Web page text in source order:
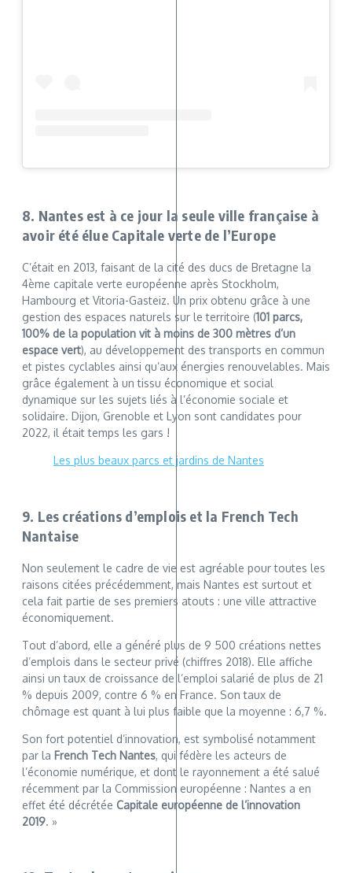
8. Nantes est à ce jour la seule ville française à
avoir été élue Capitale verte de l’Europe
C’était en 2013, faisant de la cité des ducs de Bretagne la
4ème capitale verte européenne après Stockholm,
Hambourg et Vitoria-Gasteiz. Un prix obtenu grâce à une
gestion des espaces naturels sur le territoire (101 parcs,
100% de la population vit à moins de 300 mètres d’un
espace vert), au développement des transports en commun
et pistes cyclables ainsi qu’aux énergies renouvelables. Mais
grâce également à un tissu économique et social
dynamique sur les sujets liés à l’économie sociale et
solidaire. Dijon, Grenoble et Lyon sont candidates pour
2022, il était temps les gars !
Les plus beaux parcs et jardins de Nantes
9. Les créations d’emplois et la French Tech
Nantaise
Non seulement le cadre de vie est agréable pour toutes les
raisons citées précédemment, mais Nantes est surtout et
cela fait partie de ses premiers atouts : une ville attractive
économiquement.
Tout d’abord, elle a généré plus de 9 500 créations nettes
d’emplois dans le secteur privé (chiffres 2018). Elle affiche
ainsi un taux de croissance de l’emploi salarié de plus de 21
% depuis 2009, contre 6 % en France. Son taux de
chômage est quant à lui plus faible que la moyenne : 6,7 %.
Son fort potentiel d’innovation, est symbolisé notamment
par la French Tech Nantes, qui fédère les acteurs de
l’économie numérique, et dont le rayonnement a été salué
récemment par la Commission européenne : Nantes a en
effet été décrétée Capitale européenne de l’innovation
2019. »